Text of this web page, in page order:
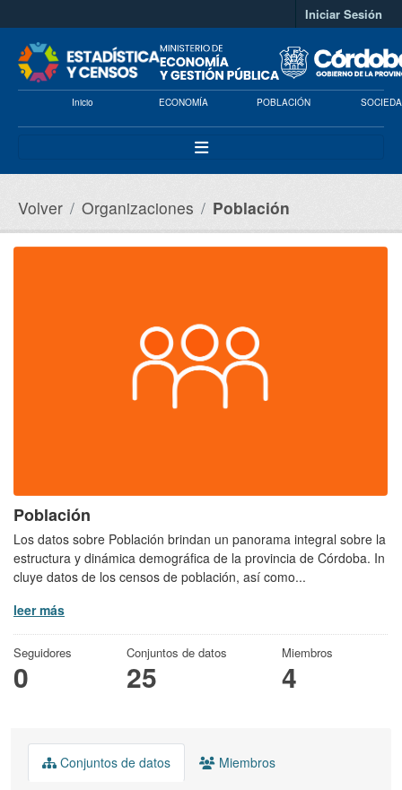
Iniciar Sesión
Inicio ECONOMÍA POBLACIÓN
Volver Organizaciones Población
Población
Los datos sobre Población brindan un panorama integral sobre la
estructura y dinámica demográfica de la provincia de Córdoba. In
cluye datos de los censos de población, así como...
leer más
Seguidores
0
Conjuntos de datos
25
Miembros
4
Conjuntos de datos Miembros